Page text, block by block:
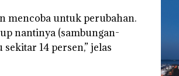
mencoba untuk perubahan.
nantinya (sambungan-
14 persen,” jelas